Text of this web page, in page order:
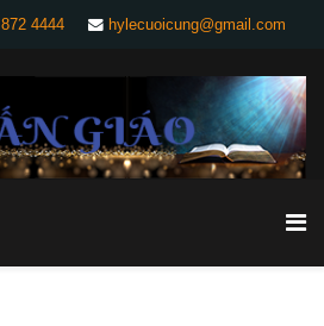
4444 hylecuoicung@gmail.com